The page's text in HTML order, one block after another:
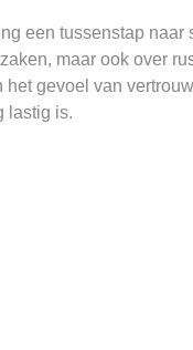
een tussenstap
maar ook over
gevoel van
lastig is.